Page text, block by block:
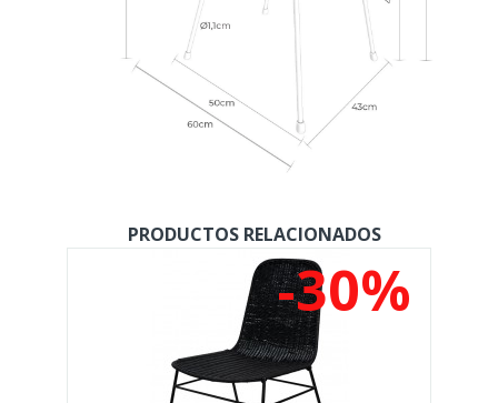
PRODUCTOS RELACIONADOS
-30%